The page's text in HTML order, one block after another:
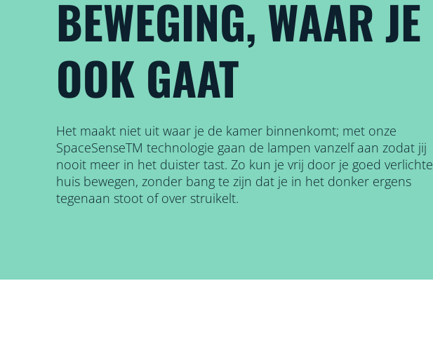
BEWEGING, WAAR JE
OOK GAAT
Het maakt niet uit waar je de kamer binnenkomt; met onze
SpaceSenseTM technologie gaan de lampen vanzelf aan zodat jij
nooit meer in het duister tast. Zo kun je vrij door je goed verlichte
huis bewegen, zonder bang te zijn dat je in het donker ergens
tegenaan stoot of over struikelt.